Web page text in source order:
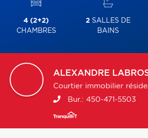
4 (2+2)
CHAMBRES
2 SALLES DE
BAINS
ALEXANDRE
Courtier immobilier
Bur.: 450-471-5503